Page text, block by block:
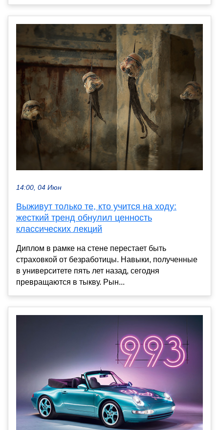
14:00, 04 Июн
Выживут только те, кто учится на ходу:
жесткий тренд обнулил ценность
классических лекций
Диплом в рамке на стене перестает быть
страховкой от безработицы. Навыки, полученные
в университете пять лет назад, сегодня
превращаются в тыкву. Рын...